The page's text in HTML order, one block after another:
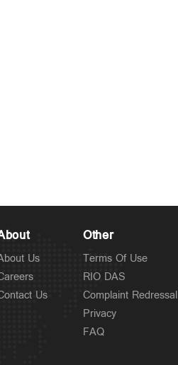
Us
Us
Other
Terms Of Use
RIO DAS
Complaint Redressal
Privacy
FAQ